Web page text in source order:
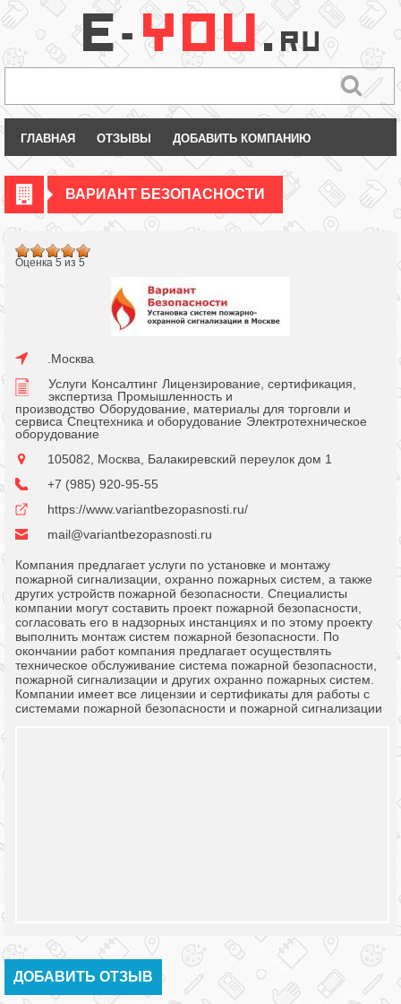
ГЛАВНАЯ ОТЗЫВЫ ДОБАВИТЬ КОМПАНИЮ
ВАРИАНТ БЕЗОПАСНОСТИ
Оценка 5 из 5
.Москва
Услуги Консалтинг Лицензирование, сертификация,
экспертиза Промышленность и
производство Оборудование, материалы для торговли и
сервиса Спецтехника и оборудование Электротехническое
оборудование
105082, Москва, Балакиревский переулок дом 1
+7 (985) 920-95-55
https://www.variantbezopasnosti.ru/
mail@variantbezopasnosti.ru
Компания предлагает услуги по установке и монтажу
пожарной сигнализации, охранно пожарных систем, а также
других устройств пожарной безопасности. Специалисты
компании могут составить проект пожарной безопасности,
согласовать его в надзорных инстанциях и по этому проекту
выполнить монтаж систем пожарной безопасности. По
окончании работ компания предлагает осуществлять
техническое обслуживание система пожарной безопасности,
пожарной сигнализации и других охранно пожарных систем.
Компании имеет все лицензии и сертификаты для работы с
системами пожарной безопасности и пожарной сигнализации
ДОБАВИТЬ ОТЗЫВ